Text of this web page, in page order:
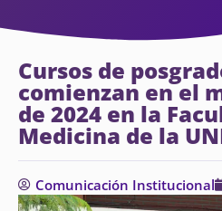
Cursos de
comienzan en el
de 2024 en la
Medicina de la
Comunicación Institucional